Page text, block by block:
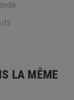
LA MÊME